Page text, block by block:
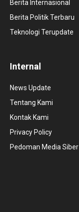
Berita Internasional
Berita Politik Terbaru
Teknologi Terupdate
Internal
News Update
Tentang Kami
Kontak Kami
Privacy Policy
Pedoman Media Siber